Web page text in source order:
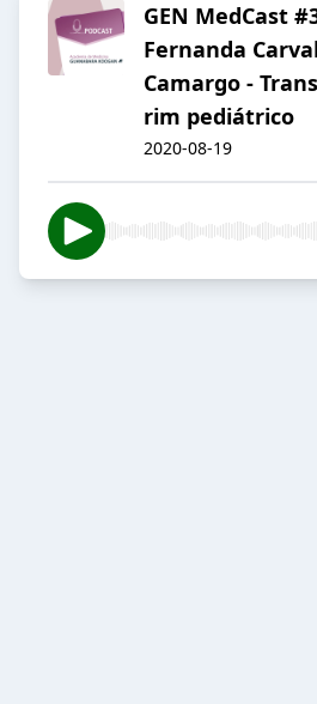
GEN MedCast
Fernanda
Camargo -
rim pediátrico
2020-08-19